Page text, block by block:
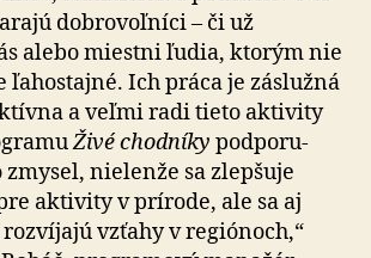
dobro­voľ­níci – či už
alebo miestni ľudia, ktorým nie
ľahostajné. Ich práca je záslužná
a veľmi radi tieto aktivity
Živé chodníky pod­po­ru­
zmysel, nielenže sa zlepšuje
aktivity v prírode, ale sa aj
vzťahy v regiónoch,“